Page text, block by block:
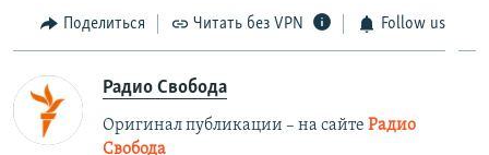
Поделиться Читать без VPN Follow us
Радио Свобода
Оригинал публикации – на сайте Радио
Свобода